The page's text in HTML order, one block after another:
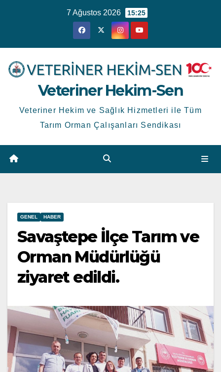
7 Ağustos 2026 15:25
Veteriner Hekim-Sen
Veteriner Hekim ve Sağlık Hizmetleri ile Tüm
Tarım Orman Çalışanları Sendikası
GENEL HABER
Savaştepe İlçe Tarım ve
Orman Müdürlüğü
ziyaret edildi.